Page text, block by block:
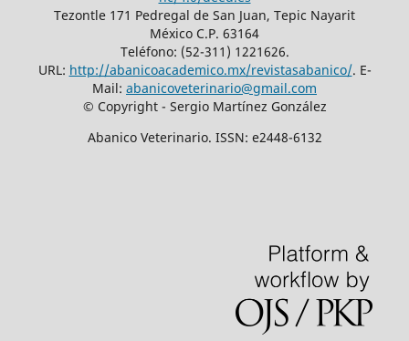
Tezontle 171 Pedregal de San Juan, Tepic Nayarit
México C.P. 63164
Teléfono: (52-311) 1221626.
URL: http://abanicoacademico.mx/revistasabanico/. E-
Mail: abanicoveterinario@gmail.com
© Copyright - Sergio Martínez González
Abanico Veterinario. ISSN: e2448-6132